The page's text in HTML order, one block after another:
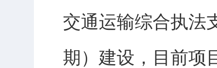
交通运输综合执法
期）建设，目前项